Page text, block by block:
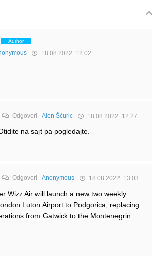
Author
18.08.2022. 12:02
OdgovoriAlen Šćuric 18.08.2022. 12:27
na sajt pa pogledajte.
OdgovoriAnonymous 18.08.2022. 13:03
Wizz Air will launch a new two weekly
Luton Airport to Podgorica, replacing
from Gatwick to the Montenegrin